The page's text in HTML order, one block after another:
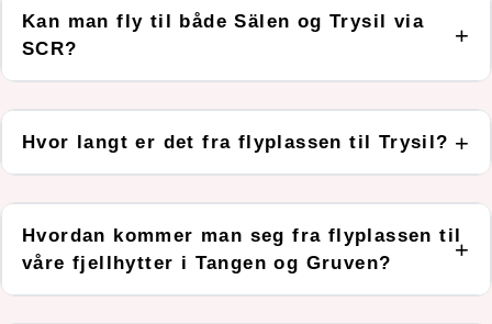
Kan man fly til både Sälen og Trysil via
SCR?
Hvor langt er det fra flyplassen til Trysil?
Hvordan kommer man seg fra flyplassen til
våre fjellhytter i Tangen og Gruven?